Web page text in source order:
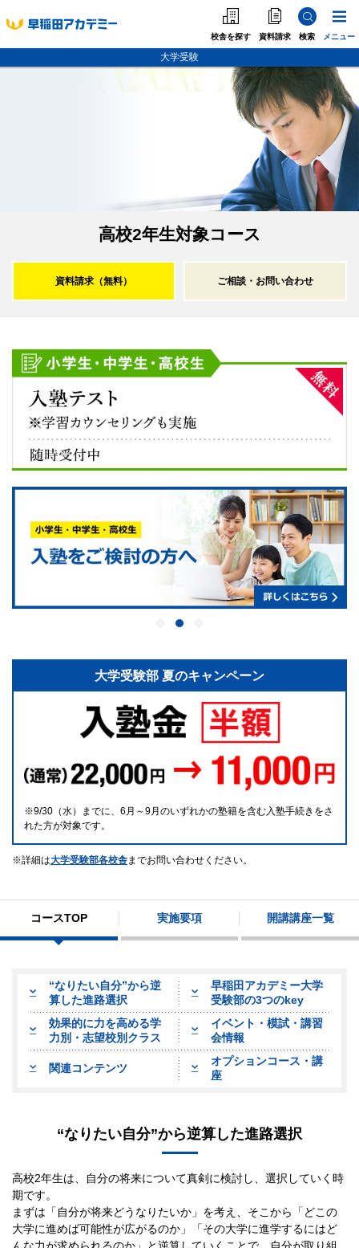
校舎を探す 資料請求 検索 メニュー
中学受験 高校受
大学受験
高校受験
海外·帰国·首都圏外
高校2年生対象コース
資料請求（無料） ご相談・お問い合わせ
大学受験部 夏のキャンペーン
9/30（水）までに、6月～9月のいずれかの塾籍を含む入塾手続きをさ
れた方が対象です。
詳細は大学受験部各校舎までお問い合わせください。
コースTOP 実施要項 開講講座一覧
“なりたい自分”から逆
算した進路選択
早稲田アカデミー大学
受験部の3つのkey
効果的に力を高める学
力別・志望校別クラス
イベント・模試・講習
会情報
関連コンテンツ
オプションコース・講
座
“なりたい自分”から逆算した進路選択
高校2年生は、自分の将来について真剣に検討し、選択していく時
期です。
まずは「自分が将来どうなりたいか」を考え、そこから「どこの
大学に進めば可能性が広がるのか」「その大学に進学するにはど
んな力が求められるのか」と逆算していくことで、自分が取り組